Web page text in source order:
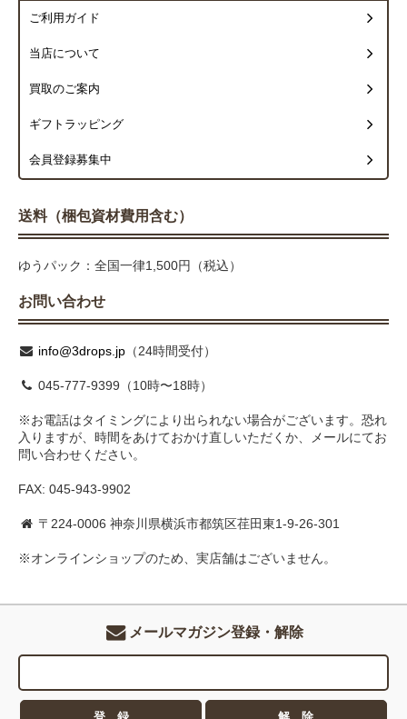
ご利用ガイド
当店について
買取のご案内
ギフトラッピング
会員登録募集中
送料（梱包資材費用含む）
ゆうパック：全国一律1,500円（税込）
お問い合わせ
info@3drops.jp （24時間受付）
045-777-9399（10時〜18時）
※お電話はタイミングにより出られない場合がございます。恐れ
入りますが、時間をあけておかけ直しいただくか、メールにてお
問い合わせください。
FAX: 045-943-9902
〒224-0006 神奈川県横浜市都筑区荏田東1-9-26-301
※オンラインショップのため、実店舗はございません。
メールマガジン登録・解除